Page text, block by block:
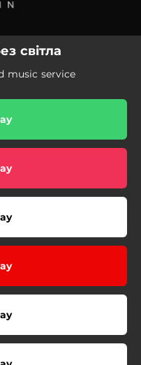
світла
music service